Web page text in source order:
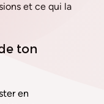
et ce qui la
ton
en